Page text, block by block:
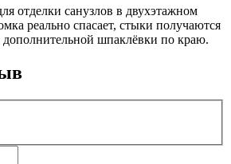
отделки санузлов в двухэтажном
реально спасает, стыки получаются
дополнительной шпаклёвки по краю.